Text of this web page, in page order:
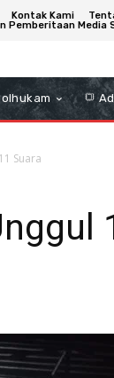
Kontak Kami
Pemberitaan Media
Suara